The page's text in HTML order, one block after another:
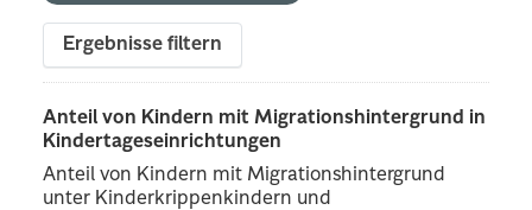
Ergebnisse filtern
Anteil von Kindern mit Migrationshintergrund in
Kindertageseinrichtungen
Anteil von Kindern mit Migrationshintergrund
unter Kinderkrippenkindern und